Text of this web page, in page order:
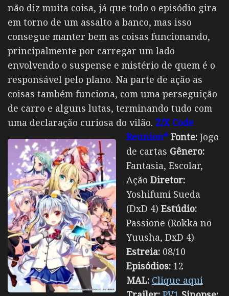
não diz muita coisa, já que todo o episódio gira
em torno de um assalto a banco, mas isso
consegue manter bem as coisas funcionando,
principalmente por carregar um lado
envolvendo o suspense e mistério de quem é o
responsável pelo plano. Na parte de ação as
coisas também funciona, com uma perseguição
de carro e alguns lutas, terminando tudo com
uma declaração curiosa do vilão. Z/X Code
Reunion* Fonte: Jogo
de cartas Gênero:
Fantasia, Escolar,
Ação Diretor:
Yoshifumi Sueda
(DxD 4) Estúdio:
Passione (Rokka no
Yuusha, DxD 4)
Estreia: 08/10
Episódios: 12
MAL: Clique aqui